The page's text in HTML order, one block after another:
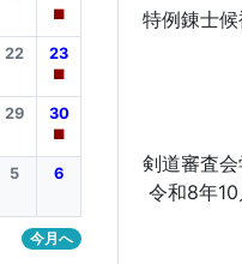
■
22 23
■
29 30
■
5 6
今月へ
特
剣道
令和8年
10